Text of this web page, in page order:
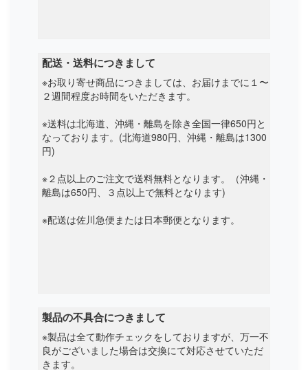
配送・送料につきまして
※お取り寄せ商品につきましては、お届けまでに１〜
２週間程度お時間をいただきます。
※送料は北海道、沖縄・離島を除き全国一律650円と
なっております。(北海道980円、沖縄・離島は1300
円)
※２点以上のご注文で送料無料となります。（沖縄・
離島は650円、３点以上で無料となります)
※配送は佐川急便または日本郵便となります。
製品の不具合につきまして
※製品は全て動作チェックをしておりますが、万一不
良がございました場合は交換にて対応させていただ
きます。